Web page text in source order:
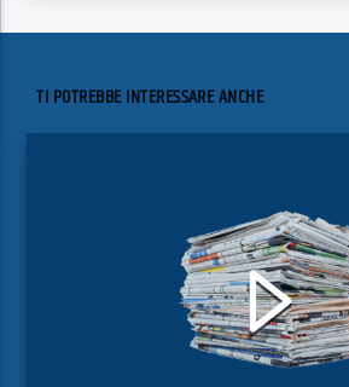
TI POTREBBE INTERESSARE ANCHE